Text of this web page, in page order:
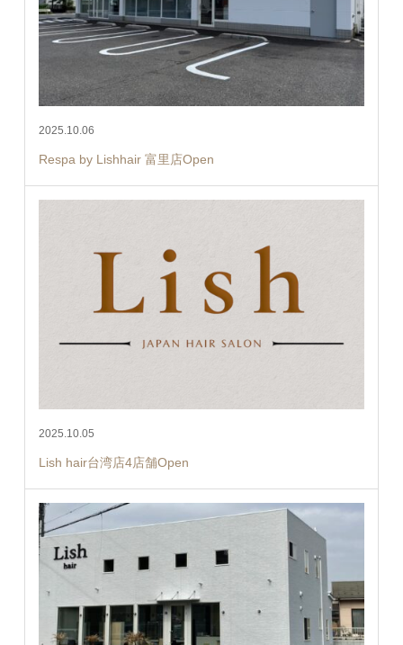
2025.10.06
Respa by Lishhair 富里店Open
2025.10.05
Lish hair台湾店4店舗Open